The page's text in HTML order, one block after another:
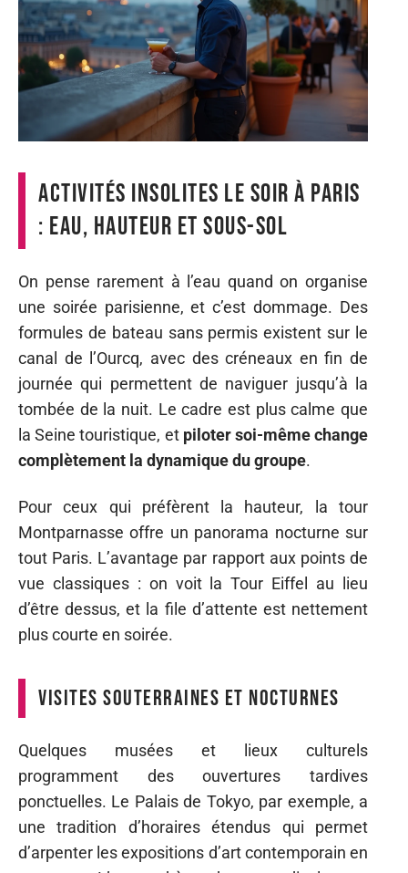
Activités insolites le soir à Paris
: eau, hauteur et sous-sol
On pense rarement à l’eau quand on organise
une soirée parisienne, et c’est dommage. Des
formules de bateau sans permis existent sur le
canal de l’Ourcq, avec des créneaux en fin de
journée qui permettent de naviguer jusqu’à la
tombée de la nuit. Le cadre est plus calme que
la Seine touristique, et piloter soi-même change
complètement la dynamique du groupe.
Pour ceux qui préfèrent la hauteur, la tour
Montparnasse offre un panorama nocturne sur
tout Paris. L’avantage par rapport aux points de
vue classiques : on voit la Tour Eiffel au lieu
d’être dessus, et la file d’attente est nettement
plus courte en soirée.
Visites souterraines et nocturnes
Quelques musées et lieux culturels
programment des ouvertures tardives
ponctuelles. Le Palais de Tokyo, par exemple, a
une tradition d’horaires étendus qui permet
d’arpenter les expositions d’art contemporain en